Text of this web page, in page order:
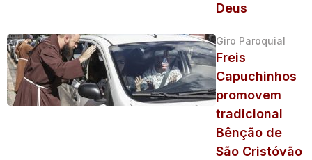
Deus
Giro Paroquial
Freis
Capuchinhos
promovem
tradicional
Bênção de
São Cristóvão